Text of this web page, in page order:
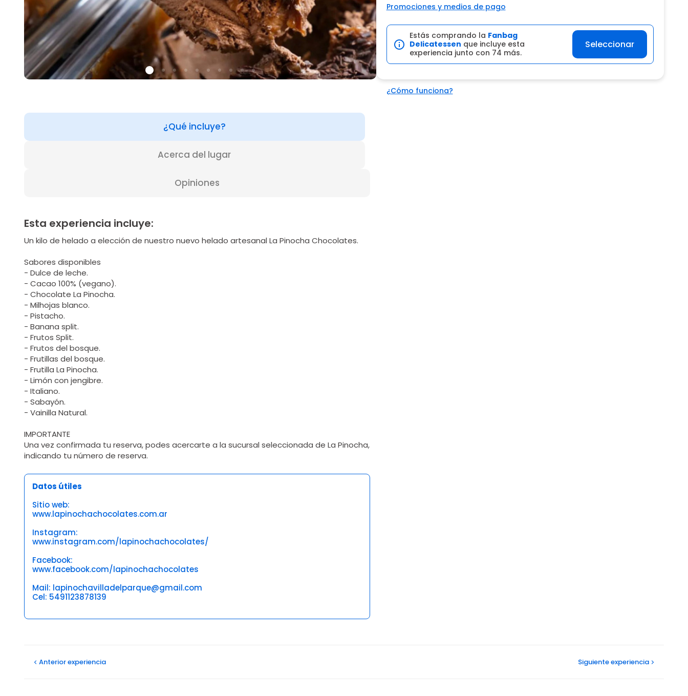
Promociones y medios de pago
Estás comprando la Fanbag
Delicatessen que incluye esta
experiencia junto con 74 más.
Seleccionar
¿Cómo funciona?
¿Qué incluye?
Acerca del lugar
Opiniones
Esta experiencia incluye:
Un kilo de helado a elección de nuestro nuevo helado artesanal La Pinocha Chocolates.
Sabores disponibles
- Dulce de leche.
- Cacao 100% (vegano).
- Chocolate La Pinocha.
- Milhojas blanco.
- Pistacho.
- Banana split.
- Frutos Split.
- Frutos del bosque.
- Frutillas del bosque.
- Frutilla La Pinocha.
- Limón con jengibre.
- Italiano.
- Sabayón.
- Vainilla Natural.
IMPORTANTE
Una vez confirmada tu reserva, podes acercarte a la sucursal seleccionada de La Pinocha,
indicando tu número de reserva.
Datos útiles
Sitio web:
www.lapinochachocolates.com.ar
Instagram:
www.instagram.com/lapinochachocolates/
Facebook:
www.facebook.com/lapinochachocolates
Mail: lapinochavilladelparque@gmail.com
Cel: 5491123878139
Anteriorexperiencia Siguienteexperiencia